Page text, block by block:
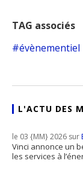
TAG associés
évènementiel
L'ACTU DES
le 03 {MM} 2026 sur
Vinci annonce un
les services à